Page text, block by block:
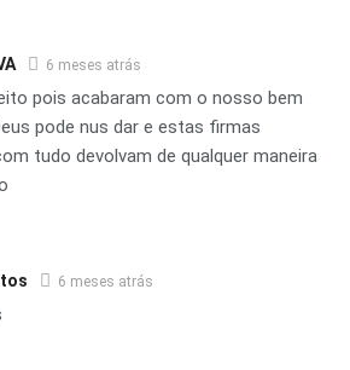
6 meses atrás
pois acabaram com o nosso bem
pode nus dar e estas firmas
tudo devolvam de qualquer maneira
6 meses atrás